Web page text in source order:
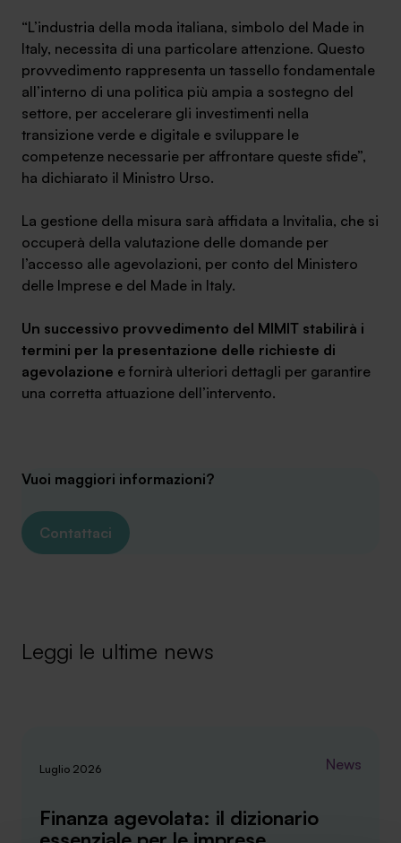
“L’industria della moda italiana, simbolo del Made in
Italy, necessita di una particolare attenzione. Questo
provvedimento rappresenta un tassello fondamentale
all’interno di una politica più ampia a sostegno del
settore, per accelerare gli investimenti nella
transizione verde e digitale e sviluppare le
competenze necessarie per affrontare queste sfide”,
ha dichiarato il Ministro Urso.
La gestione della misura sarà affidata a Invitalia, che si
occuperà della valutazione delle domande per
l’accesso alle agevolazioni, per conto del Ministero
delle Imprese e del Made in Italy.
Un successivo provvedimento del MIMIT stabilirà i
termini per la presentazione delle richieste di
agevolazione e fornirà ulteriori dettagli per garantire
una corretta attuazione dell’intervento.
Vuoi maggiori informazioni?
Contattaci
Leggi le ultime news
Luglio 2026 News
Finanza agevolata: il dizionario